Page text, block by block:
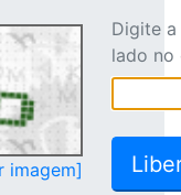
imagem]
Digite
lado no